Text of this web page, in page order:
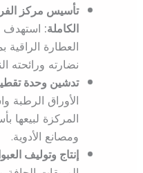
تأسيس مركز
الكاملة:استهدف
العطارة
نضارته ورائحته
تدشين وحدة
الأوراق الرطبة
المركزة لبيعها
ومصانع الأدوية.
إنتاج وتوليف